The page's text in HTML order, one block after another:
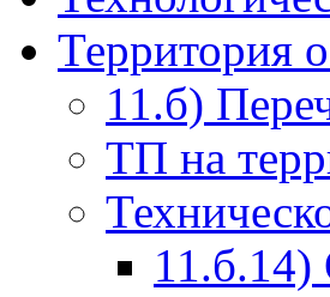
Территория
11.б)
ТП на
11.б.14)